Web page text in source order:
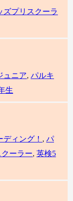
ズプリスクーラ
ュニア, パルキ
生
ィング！ , パ
ーラー, 英検5